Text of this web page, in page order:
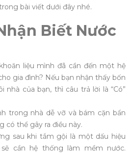
bài viết dưới đây nhé.
Biết Nước
liệu mình đã cần đến một hệ
gia đình? Nếu bạn nhận thấy bốn
nhà của bạn, thì câu trả lời là “Có”
trong nhà dễ vỡ và bám cặn bẩn
có thể gây ra điều này.
sau khi tắm gội là một dấu hiệu
cần hệ thống làm mềm nước.